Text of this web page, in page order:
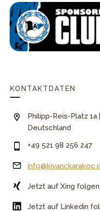
KONTAKTDATEN
Philipp-Reis-Platz
Deutschland
+49 521 98 256 247
Jetzt auf Xing folgen
Jetzt auf Linkedin